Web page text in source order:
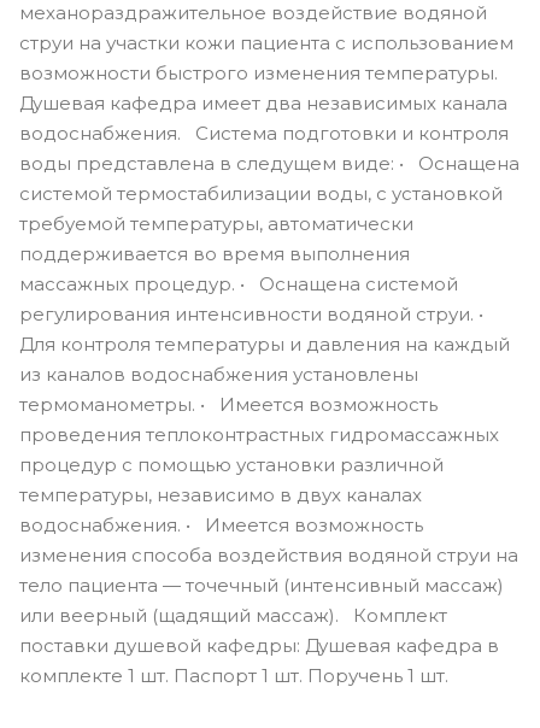
механораздражительное воздействие водяной
струи на участки кожи пациента с использованием
возможности быстрого изменения температуры.
Душевая кафедра имеет два независимых канала
водоснабжения. Система подготовки и контроля
воды представлена в следущем виде: • Оснащена
системой термостабилизации воды, с установкой
требуемой температуры, автоматически
поддерживается во время выполнения
массажных процедур. • Оснащена системой
регулирования интенсивности водяной струи. •
Для контроля температуры и давления на каждый
из каналов водоснабжения установлены
термоманометры. • Имеется возможность
проведения теплоконтрастных гидромассажных
процедур с помощью установки различной
температуры, независимо в двух каналах
водоснабжения. • Имеется возможность
изменения способа воздействия водяной струи на
тело пациента — точечный (интенсивный массаж)
или веерный (щадящий массаж). Комплект
поставки душевой кафедры: Душевая кафедра в
комплекте 1 шт. Паспорт 1 шт. Поручень 1 шт.